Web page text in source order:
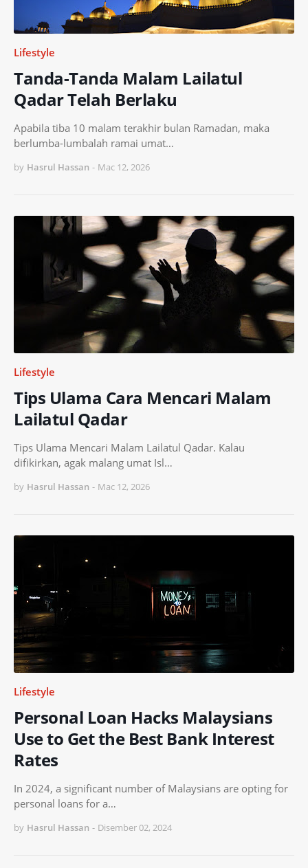
Lifestyle
Tanda-Tanda Malam Lailatul
Qadar Telah Berlaku
Apabila tiba 10 malam terakhir bulan Ramadan, maka
berlumba-lumbalah ramai umat…
by Hasrul Hassan - Mac 12, 2026
Lifestyle
Tips Ulama Cara Mencari Malam
Lailatul Qadar
Tips Ulama Mencari Malam Lailatul Qadar. Kalau
difikirkan, agak malang umat Isl…
by Hasrul Hassan - Mac 12, 2026
Lifestyle
Personal Loan Hacks Malaysians
Use to Get the Best Bank Interest
Rates
In 2024, a significant number of Malaysians are opting for
personal loans for a…
by Hasrul Hassan - Disember 02, 2024